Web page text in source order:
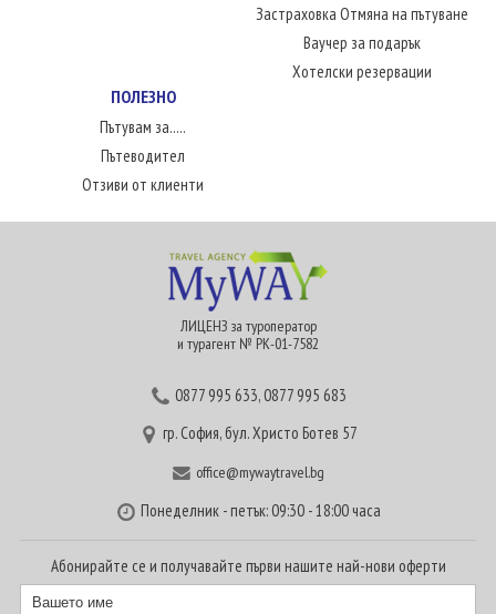
Застраховка Отмяна на пътуване
Ваучер за подарък
Хотелски резервации
ПОЛЕЗНО
Пътувам за.....
Пътеводител
Отзиви от клиенти
ЛИЦЕНЗ за туроператор
и турагент № РК-01-7582
0877 995 633,0877 995 683
гр. София, бул. Христо Ботев 57
office@mywaytravel.bg
Понеделник - петък: 09:30 - 18:00 часа
Абонирайте се и получавайте първи нашите най-нови оферти